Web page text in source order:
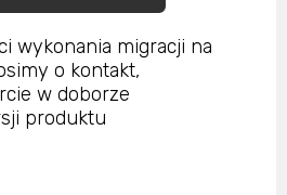
wykonania migracji na
o kontakt,
w doborze
produktu